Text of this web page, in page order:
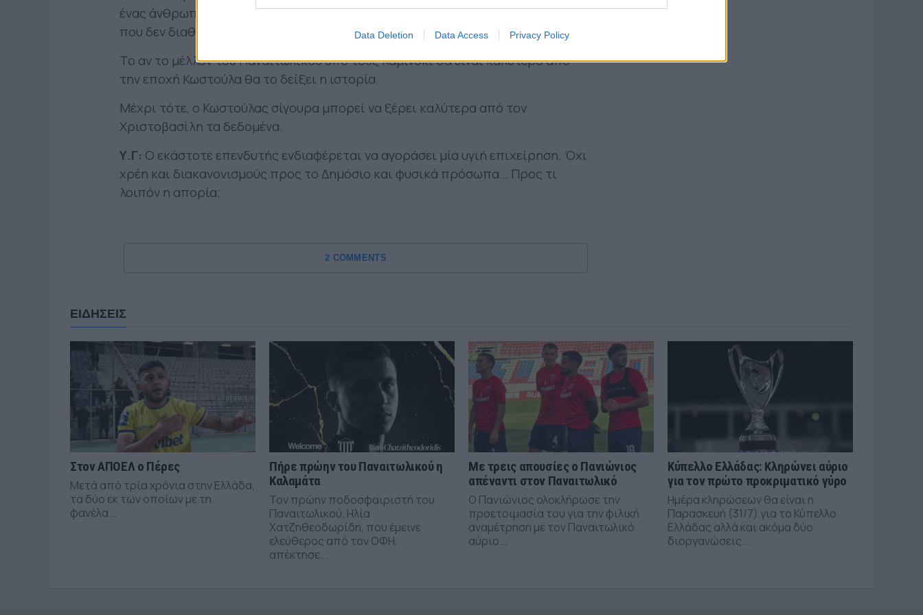
Data Deletion Data Access Privacy Policy
ένας άνθρωπος σε μία ομάδα με δικές της εγκαταστάσεις και όχι σε μία ομάδα
που δεν διαθέτει τίποτα από αυτά;
Το αν το μέλλον του Παναιτωλικού υπό τους Καμίνσκι θα είναι καλύτερο από
την εποχή Κωστούλα θα το δείξει η ιστορία.
Μέχρι τότε, ο Κωστούλας σίγουρα μπορεί να ξέρει καλύτερα από τον
Χριστοβασίλη τα δεδομένα.
Υ.Γ: Ο εκάστοτε επενδυτής ενδιαφέρεται να αγοράσει μία υγιή επιχείρηση. Όχι
χρέη και διακανονισμούς προς το Δημόσιο και φυσικά πρόσωπα… Προς τι
λοιπόν η απορία;
2 COMMENTS
ΕΙΔΗΣΕΙΣ
Στον ΑΠΟΕΛ ο Πέρες
Μετά από τρία χρόνια στην Ελλάδα,
τα δύο εκ των οποίων με τη
φανέλα...
Πήρε πρώην του Παναιτωλικού η
Καλαμάτα
Τον πρώην ποδοσφαιριστή του
Παναιτωλικού, Ηλία
Χατζηθεοδωρίδη, που έμεινε
ελεύθερος από τον ΟΦΗ,
απέκτησε...
Με τρεις απουσίες ο Πανιώνιος
απέναντι στον Παναιτωλικό
Ο Πανιώνιος ολοκλήρωσε την
προετοιμασία του για την φιλική
αναμέτρηση με τον Παναιτωλικό
αύριο...
Κύπελλο Ελλάδας: Κληρώνει αύριο
για τον πρώτο προκριματικό γύρο
Ημέρα κληρώσεων θα είναι η
Παρασκευή (31/7) για το Κύπελλο
Ελλάδας αλλά και ακόμα δύο
διοργανώσεις...